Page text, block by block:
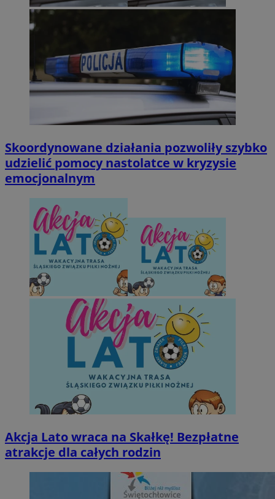
Skoordynowane działania pozwoliły szybko
udzielić pomocy nastolatce w kryzysie
emocjonalnym
Akcja Lato wraca na Skałkę! Bezpłatne
atrakcje dla całych rodzin